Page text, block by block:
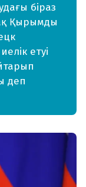
біраз
Қырымды
етуі
деп